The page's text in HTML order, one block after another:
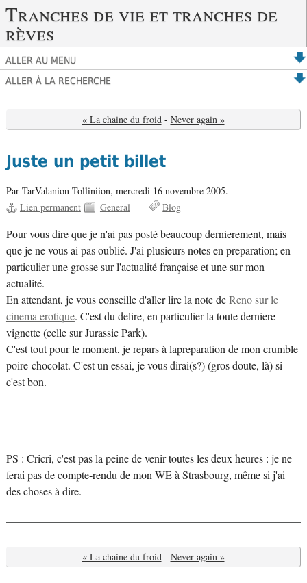
Tranches de vie et tranches de
rèves
ALLER AU MENU
ALLER À LA RECHERCHE
« La chaine du froid - Never again »
Juste un petit billet
Par TarValanion Tolliniion, mercredi 16 novembre 2005.
Lien permanent
General Blog
Pour vous dire que je n'ai pas posté beaucoup dernierement, mais
que je ne vous ai pas oublié. J'ai plusieurs notes en preparation; en
particulier une grosse sur l'actualité française et une sur mon
actualité.
En attendant, je vous conseille d'aller lire la note deReno sur le
cinema erotique. C'est du delire, en particulier la toute derniere
vignette (celle sur Jurassic Park).
C'est tout pour le moment, je repars à lapreparation de mon crumble
poire-chocolat. C'est un essai, je vous dirai(s?) (gros doute, là) si
c'est bon.
PS : Cricri, c'est pas la peine de venir toutes les deux heures : je ne
ferai pas de compte-rendu de mon WE à Strasbourg, même si j'ai
des choses à dire.
« La chaine du froid - Never again »